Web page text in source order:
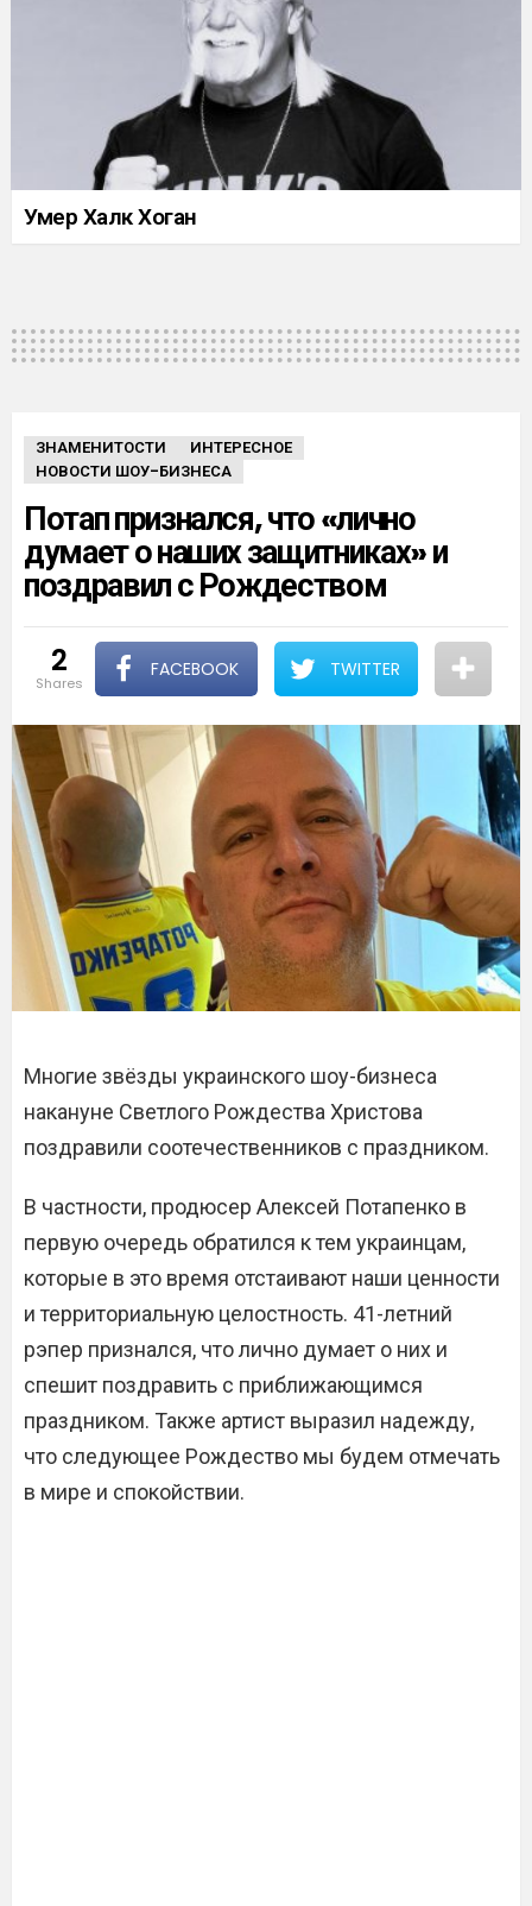
Умер Халк Хоган
ЗНАМЕНИТОСТИ
ИНТЕРЕСНОЕ
НОВОСТИ ШОУ-БИЗНЕСА
Потап признался, что «лично
думает о наших защитниках» и
поздравил с Рождеством
2
shares
FACEBOOK TWITTER
Многие звёзды украинского шоу-бизнеса
накануне Светлого Рождества Христова
поздравили соотечественников с праздником.
В частности, продюсер Алексей Потапенко в
первую очередь обратился к тем украинцам,
которые в это время отстаивают наши ценности
и территориальную целостность. 41-летний
рэпер признался, что лично думает о них и
спешит поздравить с приближающимся
праздником. Также артист выразил надежду,
что следующее Рождество мы будем отмечать
в мире и спокойствии.